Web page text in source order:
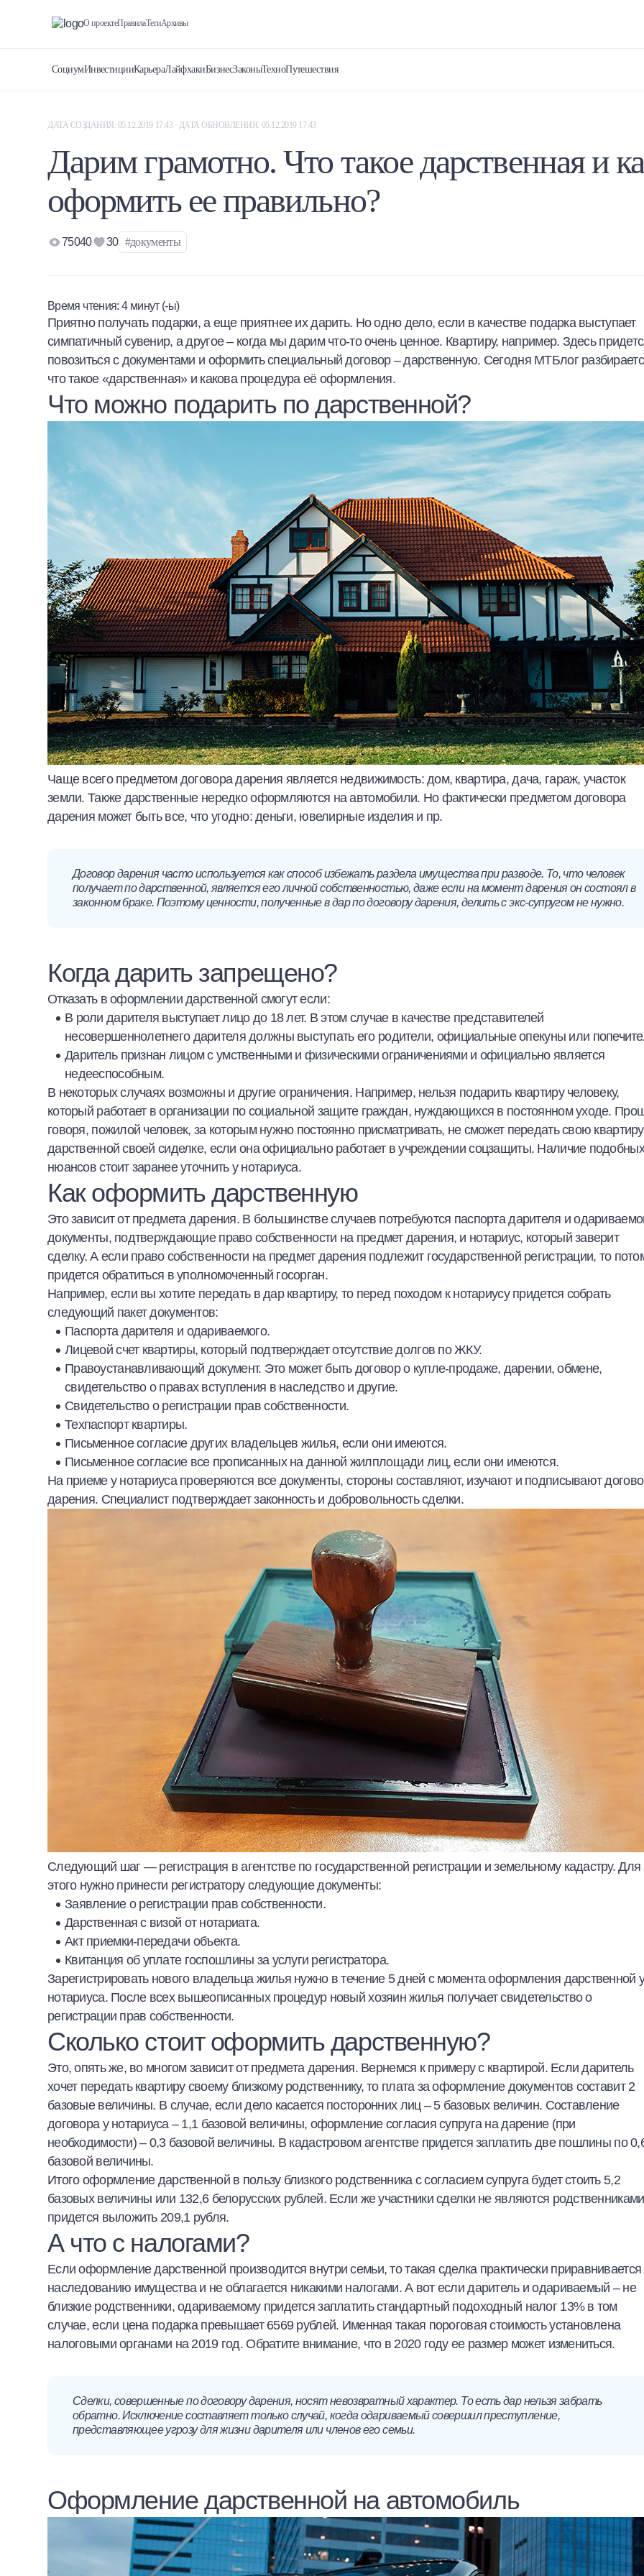
О проектеПравилаТегиАрхивы
СоциумИнвестицииКарьераЛайфхакиБизнесЗаконыТехноПутешествия
Халва
Онлайн-обменник
Премиальный сервис Prime Line
Мобильный банк MOBY
Потребительский кредит
Карта КАКТУС
Продукты для Бизнеса
ДАТА СОЗДАНИЯ: 05.12.2019 17:43 · ДАТА ОБНОВЛЕНИЯ: 05.12.2019 17:43
Дарим грамотно. Что такое дарственная и
оформить ее правильно?
75040 30 #документы
Время чтения:4 минут (-ы)
Приятно получать подарки, а еще приятнее их дарить. Но одно дело, если в качестве подарка выступает
симпатичный сувенир, а другое – когда мы дарим что-то очень ценное. Квартиру, например. Здесь
повозиться с документами и оформить специальный договор – дарственную. Сегодня МТБлог
что такое «дарственная» и какова процедура её оформления.
Что можно подарить по дарственной?
Чаще всего предметом договора дарения является недвижимость: дом, квартира, дача, гараж, участок
земли. Также дарственные нередко оформляются на автомобили. Но фактически предметом договора
дарения может быть все, что угодно: деньги, ювелирные изделия и пр.
Договор дарения часто используется как способ избежать раздела имущества при разводе. То, что человек
получает по дарственной, является его личной собственностью, даже если на момент дарения он состоял в
законном браке. Поэтому ценности, полученные в дар по договору дарения, делить с экс-супругом не нужно.
Когда дарить запрещено?
Отказать в оформлении дарственной смогут если:
В роли дарителя выступает лицо до 18 лет. В этом случае в качестве представителей
несовершеннолетнего дарителя должны выступать его родители, официальные опекуны или
Даритель признан лицом с умственными и физическими ограничениями и официально является
недееспособным.
В некоторых случаях возможны и другие ограничения. Например, нельзя подарить квартиру человеку,
который работает в организации по социальной защите граждан, нуждающихся в постоянном уходе.
говоря, пожилой человек, за которым нужно постоянно присматривать, не сможет передать свою
дарственной своей сиделке, если она официально работает в учреждении соцзащиты. Наличие подобных
нюансов стоит заранее уточнить у нотариуса.
Как оформить дарственную
Это зависит от предмета дарения. В большинстве случаев потребуются паспорта дарителя и
документы, подтверждающие право собственности на предмет дарения, и нотариус, который заверит
сделку. А если право собственности на предмет дарения подлежит государственной регистрации, то
придется обратиться в уполномоченный госорган.
Например, если вы хотите передать в дар квартиру, то перед походом к нотариусу придется собрать
следующий пакет документов:
Паспорта дарителя и одариваемого.
Лицевой счет квартиры, который подтверждает отсутствие долгов по ЖКУ.
Правоустанавливающий документ. Это может быть договор о купле-продаже, дарении, обмене,
свидетельство о правах вступления в наследство и другие.
Свидетельство о регистрации прав собственности.
Техпаспорт квартиры.
Письменное согласие других владельцев жилья, если они имеются.
Письменное согласие все прописанных на данной жилплощади лиц, если они имеются.
На приеме у нотариуса проверяются все документы, стороны составляют, изучают и подписывают
дарения. Специалист подтверждает законность и добровольность сделки.
Следующий шаг — регистрация в агентстве по государственной регистрации и земельному кадастру. Для
этого нужно принести регистратору следующие документы:
Заявление о регистрации прав собственности.
Дарственная с визой от нотариата.
Акт приемки-передачи объекта.
Квитанция об уплате госпошлины за услуги регистратора.
Зарегистрировать нового владельца жилья нужно в течение 5 дней с момента оформления дарственной
нотариуса. После всех вышеописанных процедур новый хозяин жилья получает свидетельство о
регистрации прав собственности.
Сколько стоит оформить дарственную?
Это, опять же, во многом зависит от предмета дарения. Вернемся к примеру с квартирой. Если даритель
хочет передать квартиру своему близкому родственнику, то плата за оформление документов составит 2
базовые величины. В случае, если дело касается посторонних лиц – 5 базовых величин. Составление
договора у нотариуса – 1,1 базовой величины, оформление согласия супруга на дарение (при
необходимости) – 0,3 базовой величины. В кадастровом агентстве придется заплатить две пошлины по
базовой величины.
Итого оформление дарственной в пользу близкого родственника с согласием супруга будет стоить 5,2
базовых величины или 132,6 белорусских рублей. Если же участники сделки не являются
придется выложить 209,1 рубля.
А что с налогами?
Если оформление дарственной производится внутри семьи, то такая сделка практически приравнивается
наследованию имущества и не облагается никакими налогами. А вот если даритель и одариваемый – не
близкие родственники, одариваемому придется заплатить стандартный подоходный налог 13% в том
случае, если цена подарка превышает 6569 рублей. Именная такая пороговая стоимость установлена
налоговыми органами на 2019 год. Обратите внимание, что в 2020 году ее размер может измениться.
Сделки, совершенные по договору дарения, носят невозвратный характер. То есть дар нельзя забрать
обратно. Исключение составляет только случай, когда одариваемый совершил преступление,
представляющее угрозу для жизни дарителя или членов его семьи.
Оформление дарственной на автомобиль